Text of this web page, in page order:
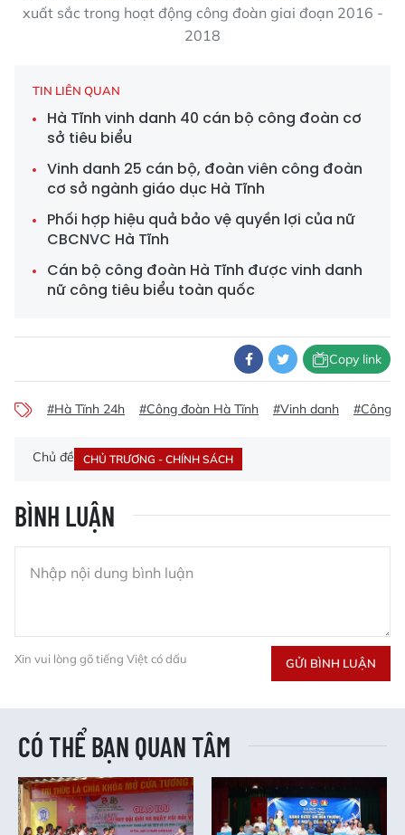
xuất sắc trong hoạt động công đoàn giai đoạn 2016 -
2018
TIN LIÊN QUAN
Hà Tĩnh vinh danh 40 cán bộ công đoàn cơ
sở tiêu biểu
Vinh danh 25 cán bộ, đoàn viên công đoàn
cơ sở ngành giáo dục Hà Tĩnh
Phối hợp hiệu quả bảo vệ quyền lợi của nữ
CBCNVC Hà Tĩnh
Cán bộ công đoàn Hà Tĩnh được vinh danh
nữ công tiêu biểu toàn quốc
Copy link
#Hà Tĩnh 24h #Công đoàn Hà Tĩnh #Vinh danh #Công
Chủ đề CHỦ TRƯƠNG - CHÍNH SÁCH
BÌNH LUẬN
Xin vui lòng gõ tiếng Việt có dấu GỬI BÌNH LUẬN
CÓ THỂ BẠN QUAN TÂM